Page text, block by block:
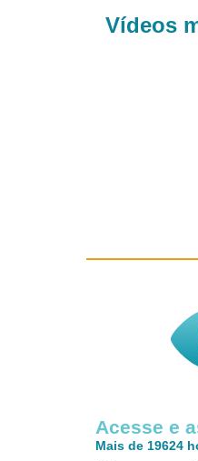
Vídeos
Acesse e
Mais de 19624